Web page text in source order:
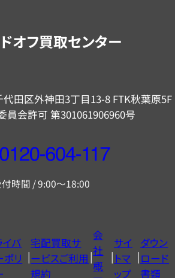
オフ買取センター
代田区外神田3丁目13-8 FTK秋葉原5F
員会許可 第301061906960号
フ
時間 / 9:00～18:00
イバ
ポリ
宅配買取サ
ービスご利用
規約
会
社
概
サイ
トマ
ップ
ダウン
ロード
書類